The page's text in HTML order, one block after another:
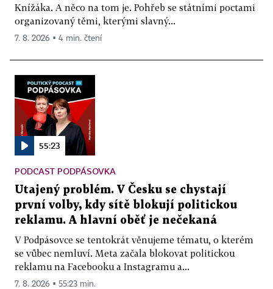
Knížáka. A něco na tom je. Pohřeb se státními poctami
organizovaný těmi, kterými slavný...
7. 8. 2026 ▪ 4 min. čtení
55:23
PODCAST PODPÁSOVKA
Utajený problém. V Česku se chystají
první volby, kdy sítě blokují politickou
reklamu. A hlavní oběť je nečekaná
V Podpásovce se tentokrát věnujeme tématu, o kterém
se vůbec nemluví. Meta začala blokovat politickou
reklamu na Facebooku a Instagramu a...
7. 8. 2026 ▪ 55:23 min.